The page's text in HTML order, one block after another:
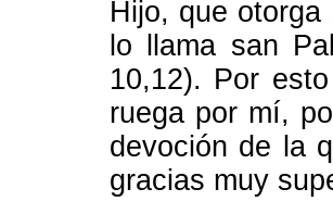
Hijo, que
lo llama san
10,12). Por
ruega por mí,
devoción de la
gracias muy